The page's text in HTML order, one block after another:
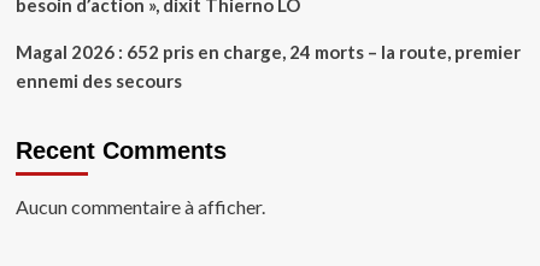
besoin d’action », dixit Thierno LO
Magal 2026 : 652 pris en charge, 24 morts – la route, premier
ennemi des secours
Recent Comments
Aucun commentaire à afficher.